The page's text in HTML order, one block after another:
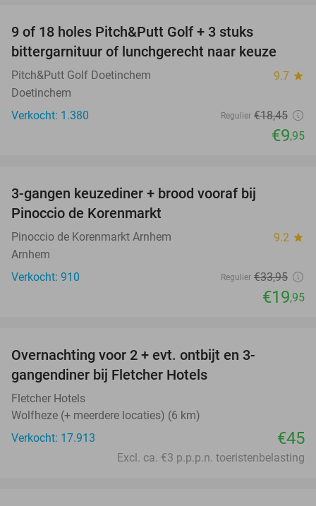
9 of 18 holes Pitch&Putt Golf + 3 stuks
bittergarnituur of lunchgerecht naar keuze
Pitch&Putt Golf Doetinchem 9.7 star
Doetinchem
Verkocht: 1.380
Regulier €18,45
€9,95
3-gangen keuzediner + brood vooraf bij
Pinoccio de Korenmarkt
Pinoccio de Korenmarkt Arnhem 9.2 star
Arnhem
Verkocht: 910
Regulier €33,95
€19,95
Overnachting voor 2 + evt. ontbijt en 3-
gangendiner bij Fletcher Hotels
Fletcher Hotels
Wolfheze (+ meerdere locaties) (6 km)
Verkocht: 17.913
€45
Excl. ca. €3 p.p.p.n. toeristenbelasting